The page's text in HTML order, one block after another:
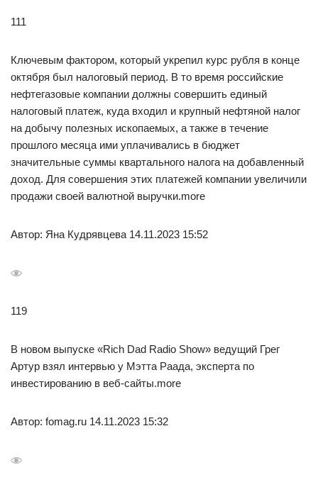
111
Ключевым фактором, который укрепил курс рубля в конце
октября был налоговый период. В то время российские
нефтегазовые компании должны совершить единый
налоговый платеж, куда входил и крупный нефтяной налог
на добычу полезных ископаемых, а также в течение
прошлого месяца ими уплачивались в бюджет
значительные суммы квартального налога на добавленный
доход. Для совершения этих платежей компании увеличили
продажи своей валютной выручки.more
Автор: Яна Кудрявцева 14.11.2023 15:52
119
В новом выпуске «Rich Dad Radio Show» ведущий Грег
Артур взял интервью у Мэтта Раада, эксперта по
инвестированию в веб-сайты.more
Автор: fomag.ru 14.11.2023 15:32